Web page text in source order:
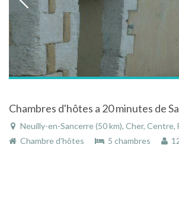
Neuilly-en-Sancerre (50 km), Cher, Centre,
Chambre d'hôtes
5 chambres